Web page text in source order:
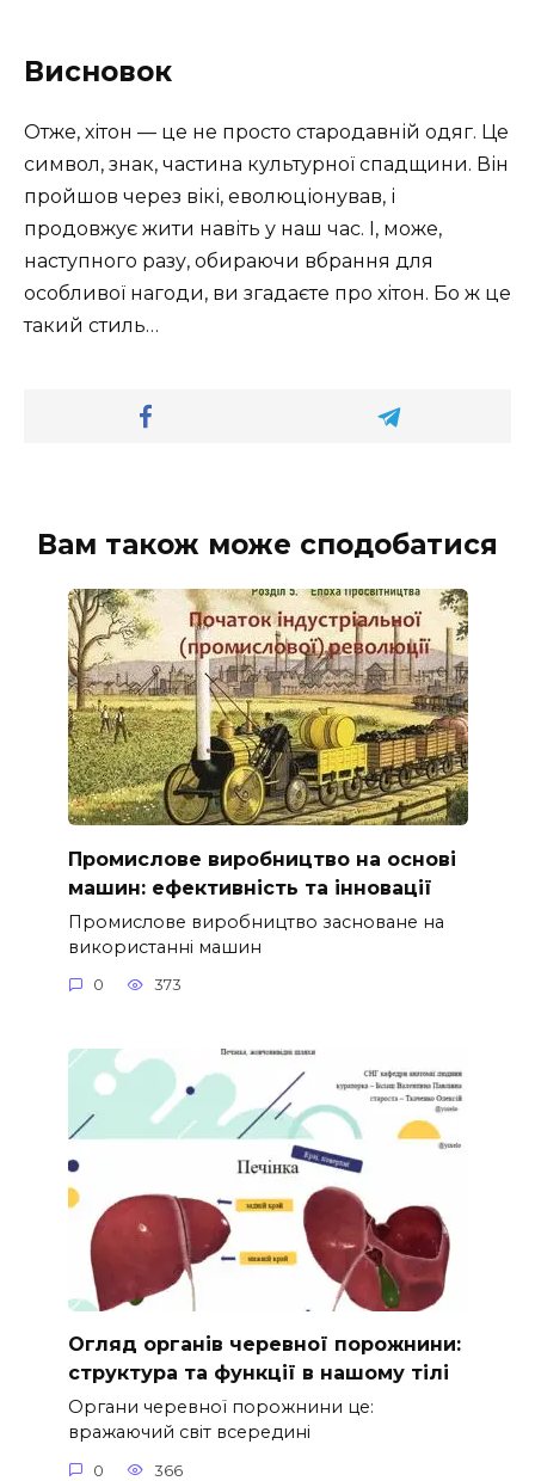
Висновок
Отже, хітон — це не просто стародавній одяг. Це
символ, знак, частина культурної спадщини. Він
пройшов через вікі, еволюціонував, і
продовжує жити навіть у наш час. І, може,
наступного разу, обираючи вбрання для
особливої нагоди, ви згадаєте про хітон. Бо ж це
такий стиль…
Вам також може сподобатися
Промислове виробництво на основі
машин: ефективність та інновації
Промислове виробництво засноване на
використанні машин
0 373
Огляд органів черевної порожнини:
структура та функції в нашому тілі
Органи черевної порожнини це:
вражаючий світ всередині
0 366